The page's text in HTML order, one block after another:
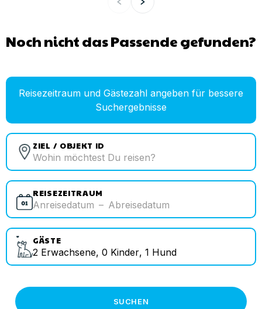
Noch nicht das Passende gefunden?
Reisezeitraum und Gästezahl angeben für bessere
Suchergebnisse
ZIEL / OBJEKT ID
REISEZEITRAUM
Anreisedatum – Abreisedatum
GÄSTE
2 Erwachsene, 0 Kinder, 1 Hund
SUCHEN